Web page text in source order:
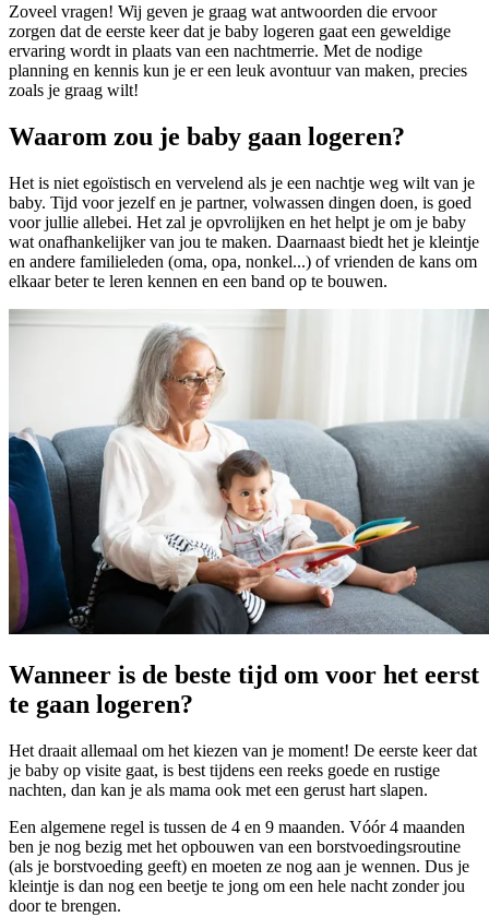
Zoveel vragen! Wij geven je graag wat antwoorden die ervoor
zorgen dat de eerste keer dat je baby logeren gaat een geweldige
ervaring wordt in plaats van een nachtmerrie. Met de nodige
planning en kennis kun je er een leuk avontuur van maken, precies
zoals je graag wilt!
Waarom zou je baby gaan logeren?
Het is niet egoïstisch en vervelend als je een nachtje weg wilt van je
baby. Tijd voor jezelf en je partner, volwassen dingen doen, is goed
voor jullie allebei. Het zal je opvrolijken en het helpt je om je baby
wat onafhankelijker van jou te maken. Daarnaast biedt het je kleintje
en andere familieleden (oma, opa, nonkel...) of vrienden de kans om
elkaar beter te leren kennen en een band op te bouwen.
Wanneer is de beste tijd om voor het eerst
te gaan logeren?
Het draait allemaal om het kiezen van je moment! De eerste keer dat
je baby op visite gaat, is best tijdens een reeks goede en rustige
nachten, dan kan je als mama ook met een gerust hart slapen.
Een algemene regel is tussen de 4 en 9 maanden. Vóór 4 maanden
ben je nog bezig met het opbouwen van een borstvoedingsroutine
(als je borstvoeding geeft) en moeten ze nog aan je wennen. Dus je
kleintje is dan nog een beetje te jong om een hele nacht zonder jou
door te brengen.